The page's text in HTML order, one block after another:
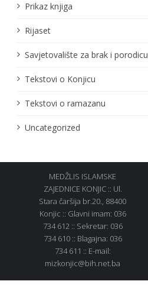
Prikaz knjiga
Rijaset
Savjetovalište za brak i porodicu
Tekstovi o Konjicu
Tekstovi o ramazanu
Uncategorized
MEDŽLIS ISLAMSKE
ZAJEDNICE KONJIC :: Ul.
Stara čaršija br.20., 88400
Konjic :: Glavni imam: 036
734 612 :: Sekretar: 036
734 610 :: Blagajna: 036
734 611 :: E-mail:
mizkonjic@bih.net.ba